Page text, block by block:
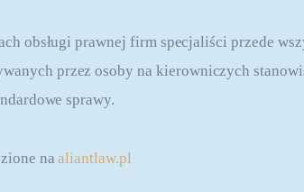
obsługi prawnej firm specjaliści przede
przez osoby na kierowniczych
sprawy.
na aliantlaw.pl